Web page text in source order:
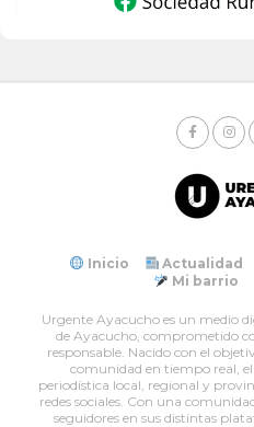
Inicio Actualidad
Mi barrio
Urgente Ayacucho es un medio
de Ayacucho, comprometido
responsable. Nacido con el
comunidad en tiempo real,
periodística local, regional y
redes sociales. Con una
seguidores en sus distintas